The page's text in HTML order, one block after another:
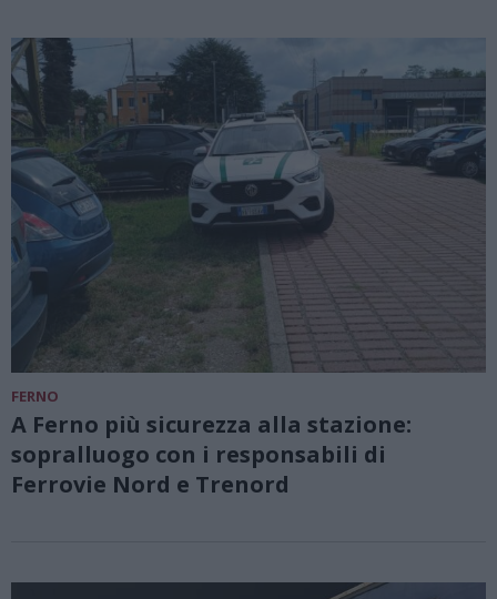
FERNO
A Ferno più sicurezza alla stazione:
sopralluogo con i responsabili di
Ferrovie Nord e Trenord